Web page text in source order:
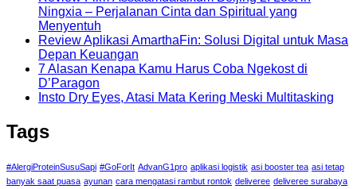
Ningxia – Perjalanan Cinta dan Spiritual yang
Menyentuh
Review Aplikasi AmarthaFin: Solusi Digital untuk Masa
Depan Keuangan
7 Alasan Kenapa Kamu Harus Coba Ngekost di
D’Paragon
Insto Dry Eyes, Atasi Mata Kering Meski Multitasking
Tags
#AlergiProteinSusuSapi #GoForIt AdvanG1pro aplikasi logistik asi booster tea asi tetap
banyak saat puasa ayunan cara mengatasi rambut rontok deliveree deliveree surabaya